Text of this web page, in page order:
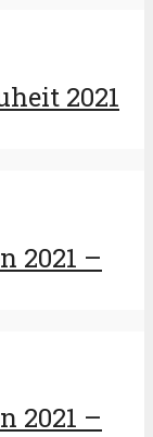
2021
2021 –
2021 –